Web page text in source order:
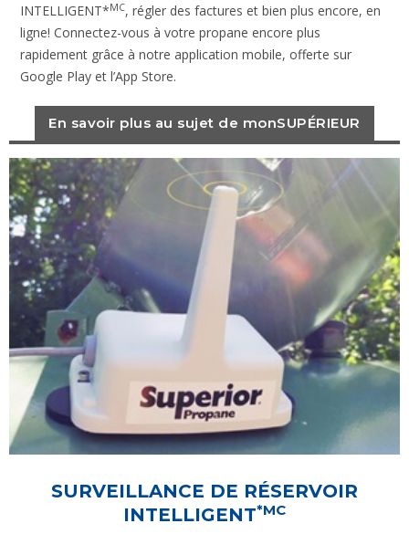
INTELLIGENT*MC, régler des factures et bien plus encore, en
ligne! Connectez-vous à votre propane encore plus
rapidement grâce à notre application mobile, offerte sur
Google Play et l’App Store.
En savoir plus au sujet de monSUPÉRIEUR
SURVEILLANCE DE RÉSERVOIR
INTELLIGENT*MC